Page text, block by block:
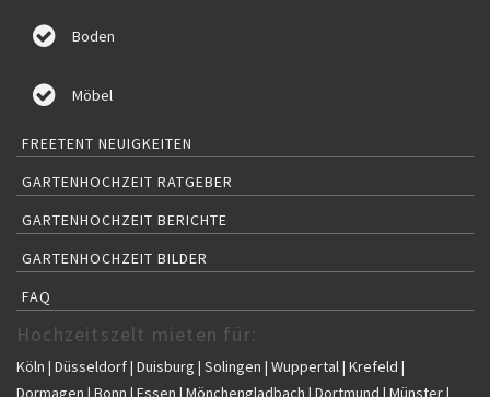
Boden
Möbel
FREETENT NEUIGKEITEN
GARTENHOCHZEIT RATGEBER
GARTENHOCHZEIT BERICHTE
GARTENHOCHZEIT BILDER
FAQ
Hochzeitszelt mieten für:
Köln | Düsseldorf | Duisburg | Solingen | Wuppertal | Krefeld |
Dormagen | Bonn | Essen | Mönchengladbach | Dortmund | Münster |